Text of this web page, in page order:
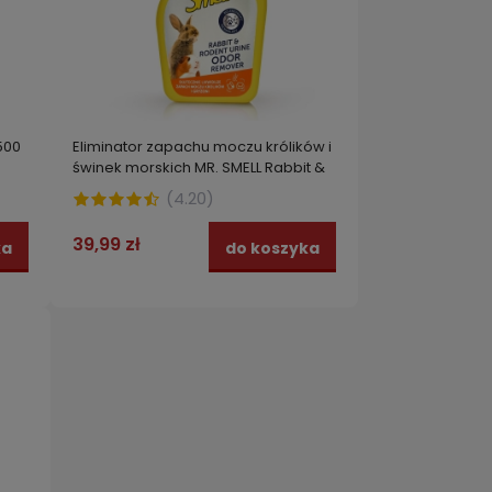
Neutralizator przykrych zapachów,
dymu tytoniowego VACO ANTI
TOBACCO 50 ml
Eliminator zapachu moczu królików i
świnek morskich MR. SMELL Rabbit &
Rodent Urine Odor Remover 500 ML
(4.20)
39,99 zł do koszyka